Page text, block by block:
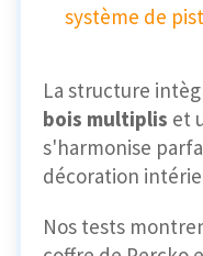
système de
La structure
bois multiplis et
s'harmonise
décoration
Nos tests